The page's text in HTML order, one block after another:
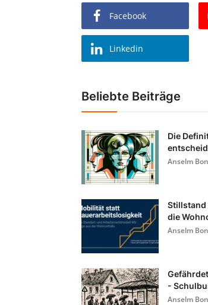
Facebook
Linkedin
Beliebte Beiträge
Die
Anselm
Stillstand
die
Anselm
-
Anselm